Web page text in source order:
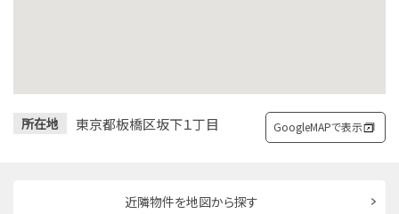
所在地 東京都板橋区坂下１丁目 GoogleMAPで表示
近隣物件を地図から探す